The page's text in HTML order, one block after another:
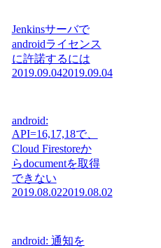
Jenkinsサーバで
androidライセンス
に許諾するには
2019.09.042019.09.04
android:
API=16,17,18で、
Cloud Firestoreか
らdocumentを取得
できない
2019.08.022019.08.02
android: 通知を